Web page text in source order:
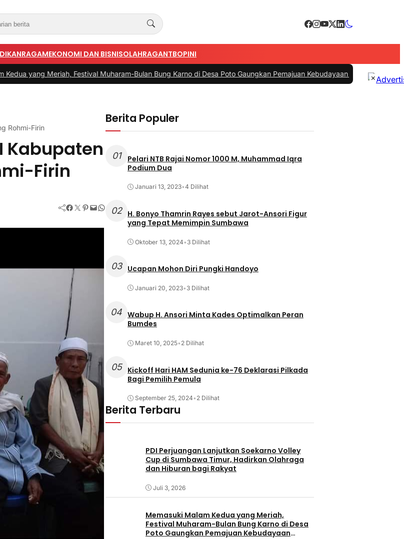
RAGAMEKONOMI DAN BISNISOLAHRAGANTBOPINI
Festival Muharam-Bulan Bung Karno di Desa Poto Gaungkan Pemajuan Kebudayaan Sumbawa|#3 - Esti Wijayati
Rohmi-Firin
Kabupaten
Firin
Facebook Twitter Pinterest Mail WhatsApp
Berita Populer
01
Pelari NTB Rajai Nomor 1000 M, Muhammad Iqra
Podium Dua
Januari 13, 2023•4 Dilihat
02
H. Bonyo Thamrin Rayes sebut Jarot-Ansori Figur
yang Tepat Memimpin Sumbawa
Oktober 13, 2024• 3 Dilihat
03 Ucapan Mohon Diri Pungki Handoyo
Januari 20, 2023• 3 Dilihat
04 Wabup H. Ansori Minta Kades Optimalkan Peran
Bumdes
Maret 10, 2025• 2 Dilihat
05
Kickoff Hari HAM Sedunia ke-76 Deklarasi Pilkada
Bagi Pemilih Pemula
September 25, 2024• 2 Dilihat
Berita Terbaru
PDI Perjuangan Lanjutkan Soekarno Volley
Cup di Sumbawa Timur, Hadirkan Olahraga
dan Hiburan bagi Rakyat
Juli 3, 2026
Memasuki Malam Kedua yang Meriah,
Festival Muharam-Bulan Bung Karno di Desa
Poto Gaungkan Pemajuan Kebudayaan
×